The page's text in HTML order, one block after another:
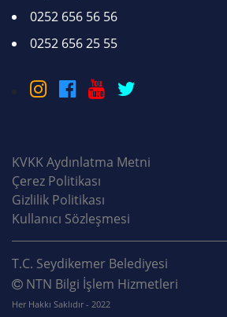
0252 656 56 56
0252 656 25 55
KVKK Aydınlatma Metni
Çerez Politikası
Gizlilik Politikası
Kullanıcı Sözleşmesi
T.C. Seydikemer Belediyesi
NTN Bilgi İşlem Hizmetleri
Her Hakkı Saklıdır - 2022